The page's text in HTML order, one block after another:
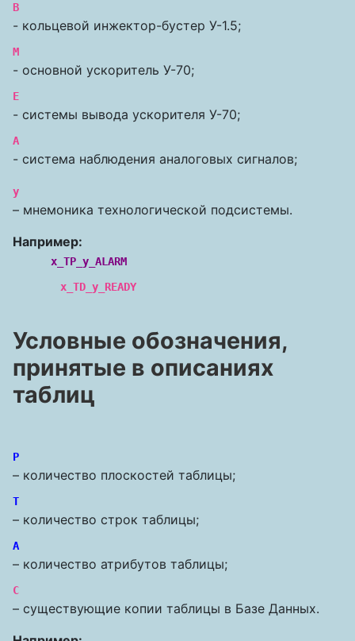
B
- кольцевой инжектор-бустер У-1.5;
M
- основной ускоритель У-70;
E
- системы вывода ускорителя У-70;
A
- система наблюдения аналоговых сигналов;
y
– мнемоника технологической подсистемы.
Например:
x_TP_y_ALARM
x_TD_y_READY
Условные обозначения,
принятые в описаниях
таблиц
P
– количество плоскостей таблицы;
T
– количество строк таблицы;
A
– количество атрибутов таблицы;
C
– существующие копии таблицы в Базе Данных.